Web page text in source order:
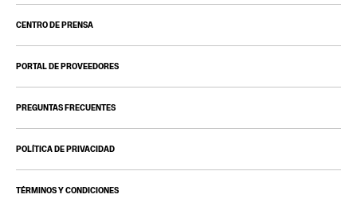
CENTRO DE PRENSA
PORTAL DE PROVEEDORES
PREGUNTAS FRECUENTES
POLÍTICA DE PRIVACIDAD
TÉRMINOS Y CONDICIONES